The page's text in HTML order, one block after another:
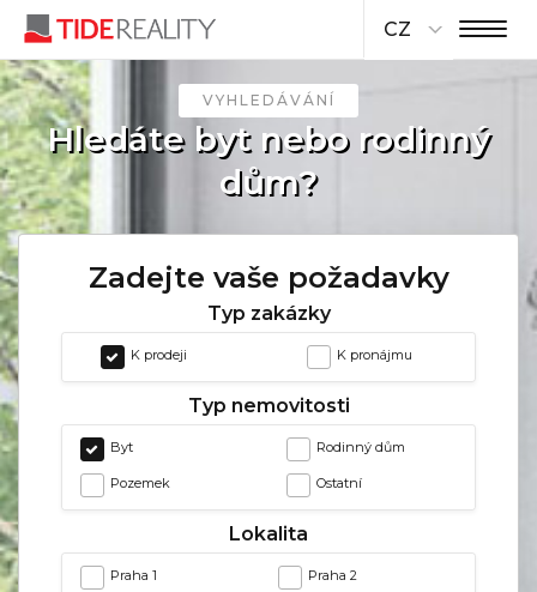
CZ
VYHLEDÁVÁNÍ
Hledáte byt nebo rodinný
dům?
Zadejte vaše požadavky
Typ zakázky
K prodeji K pronájmu
Typ nemovitosti
Byt Rodinný dům
Pozemek Ostatní
Lokalita
Praha 1
Praha 2